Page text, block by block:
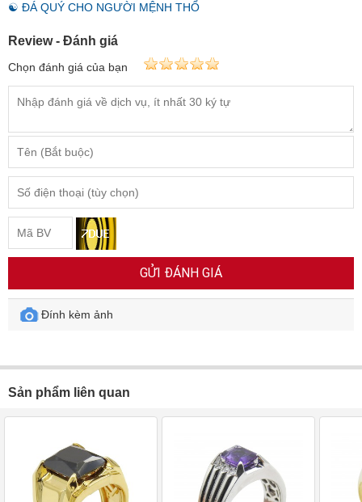
☯ ĐÁ QUÝ CHO NGƯỜI MỆNH THỔ
Review - Đánh giá
Chọn đánh giá của bạn
GỬI ĐÁNH GIÁ
Đính kèm ảnh
Sản phẩm liên quan